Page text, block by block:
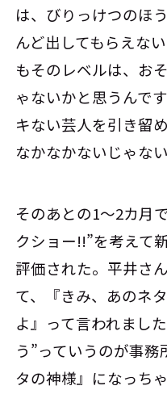
は、びりっけつのほ
んど出してもらえな
もそのレベルは、お
ゃないかと思うんで
キない芸人を引き留
なかなかないじゃない
そのあとの1～2カ月
クショー!!”を考えて
評価された。平井さ
て、『きみ、あのネ
よ』って言われまし
う”っていうのが事
タの神様』になっち